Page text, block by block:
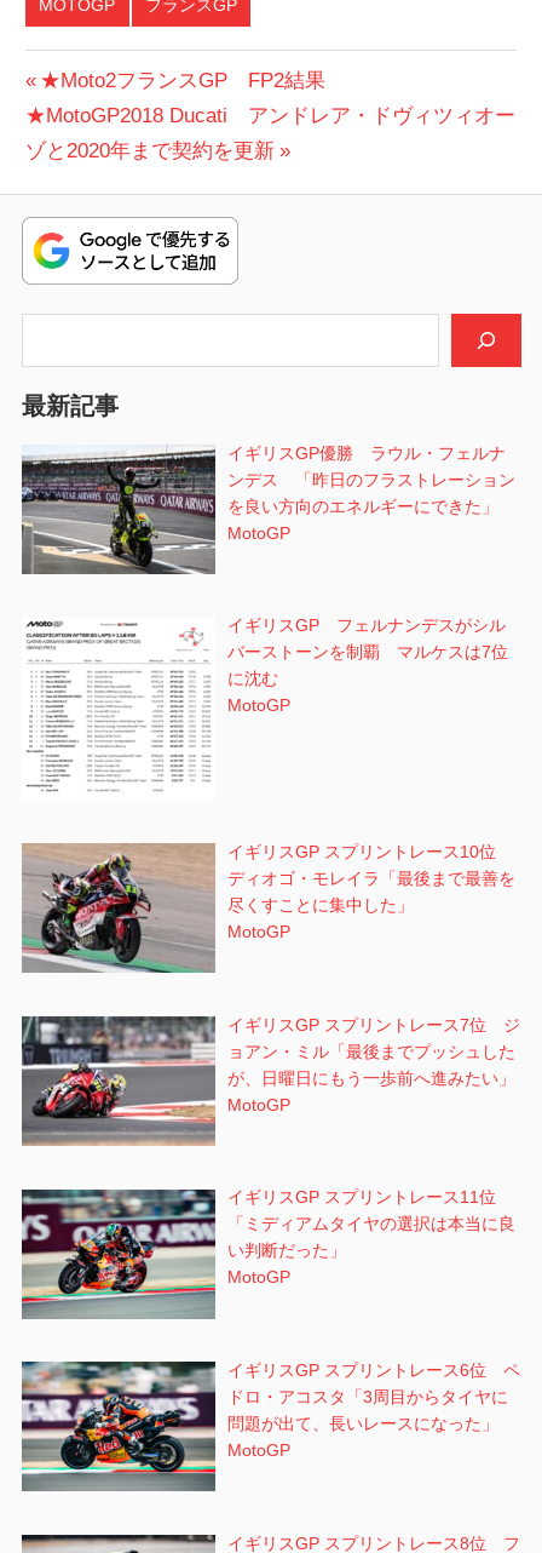
MOTOGP フランスGP
投
稿
ビ
ゲ
ー
シ
ョ
ン
前
の
投
★Moto2フランスGP FP2結果
次
の
稿:
★MotoGP2018 Ducati アンドレア・ドヴィツィオー
ゾと2020年まで契約を更新
最新記事
イギリスGP優勝 ラウル・フェルナ
ンデス 「昨日のフラストレーション
を良い方向のエネルギーにできた」
MotoGP
イギリスGP フェルナンデスがシル
バーストーンを制覇 マルケスは7位
に沈む
MotoGP
イギリスGP スプリントレース10位
ディオゴ・モレイラ「最後まで最善を
尽くすことに集中した」
MotoGP
イギリスGP スプリントレース7位 ジ
ョアン・ミル「最後までプッシュした
が、日曜日にもう一歩前へ進みたい」
MotoGP
イギリスGP スプリントレース11位
「ミディアムタイヤの選択は本当に良
い判断だった」
MotoGP
イギリスGP スプリントレース6位 ペ
ドロ・アコスタ「3周目からタイヤに
問題が出て、長いレースになった」
MotoGP
イギリスGP スプリントレース8位 フ